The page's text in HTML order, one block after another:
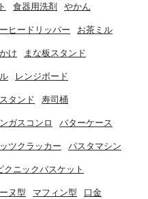
食器用洗剤 やかん
ヒードリッパー お茶ミル
け まな板スタンド
レンジボード
タンド 寿司桶
ガスコンロ バターケース
ツクラッカー パスタマシン
クニックバスケット
ヌ型 マフィン型 口金